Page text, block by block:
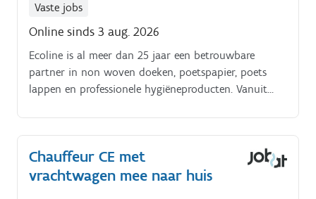
Vaste jobs
Online sinds 3 aug. 2026
Ecoline is al meer dan 25 jaar een betrouwbare
partner in non woven doeken, poetspapier, poets
lappen en professionele hygiëneproducten. Vanuit
ervaring, moderne infrastructuur en klantgerichte
aanpak bieden we telkens de juiste oplossing Om ons
team in Wevelgem te versterken zijn wij op zoek naar
Chauffeur CE met
vrachtwagen mee naar huis